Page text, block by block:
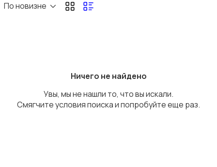
По новизне
Ничего не найдено
Увы, мы не нашли то, что вы искали.
Смягчите условия поиска и попробуйте еще раз.